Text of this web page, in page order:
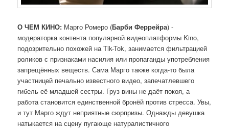
О ЧЕМ КИНО: Марго Ромеро (Барби Феррейра) -
модераторка контента популярной видеоплатформы Kino,
подозрительно похожей на Tik-Tok, занимается фильтрацией
роликов с признаками насилия или пропаганды употребления
запрещённых веществ. Сама Марго также когда-то была
участницей печально известного видео, запечатлевшего
гибель её младшей сестры. Груз вины не даёт покоя, а
работа становится единственной бронёй против стресса. Увы,
и тут Марго ждут неприятные сюрпризы. Однажды девушка
натыкается на сцену пугающе натуралистичного